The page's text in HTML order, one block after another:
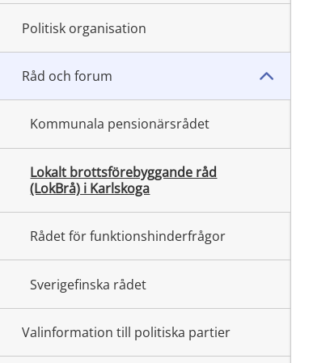
Politisk organisation
Råd och forum
Kommunala pensionärsrådet
Lokalt brottsförebyggande råd
(LokBrå) i Karlskoga
Rådet för funktionshinderfrågor
Sverigefinska rådet
Valinformation till politiska partier